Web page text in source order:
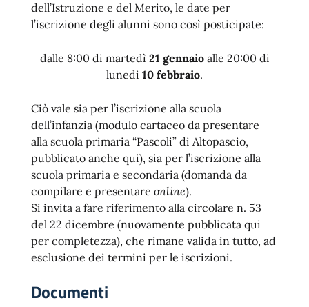
dell’Istruzione e del Merito, le date per
l’iscrizione degli alunni sono così posticipate:
dalle 8:00 di martedì 21 gennaioalle 20:00 di
lunedì 10 febbraio.
Ciò vale sia per l’iscrizione alla scuola
dell’infanzia (modulo cartaceo da presentare
alla scuola primaria “Pascoli” di Altopascio,
pubblicato anche qui), sia per l’iscrizione alla
scuola primaria e secondaria (domanda da
compilare e presentare online).
Si invita a fare riferimento alla circolare n. 53
del 22 dicembre (nuovamente pubblicata qui
per completezza), che rimane valida in tutto, ad
esclusione dei termini per le iscrizioni.
Documenti